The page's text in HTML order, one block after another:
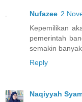
Nufazee 2
Kepemilikan
pemerintah
semakin
Reply
Naqiyyah